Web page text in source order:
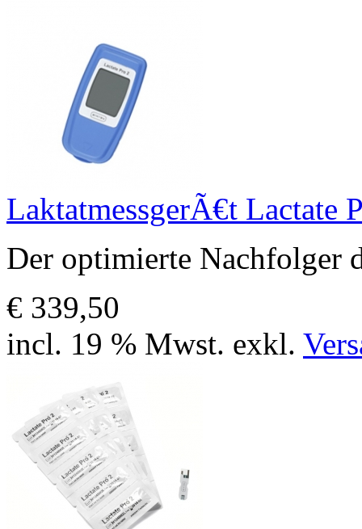
LaktatmessgerÃ€t Lactate
Der optimierte Nachfolger
€ 339,50
incl. 19 % Mwst. exkl.